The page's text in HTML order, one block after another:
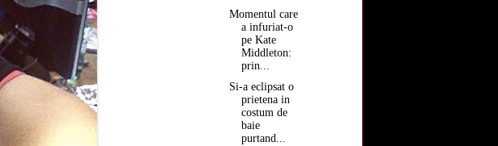
Momentul care
a infuriat-o
pe Kate
Middleton:
prin...
Si-a eclipsat o
prietena in
costum de
baie
purtand...